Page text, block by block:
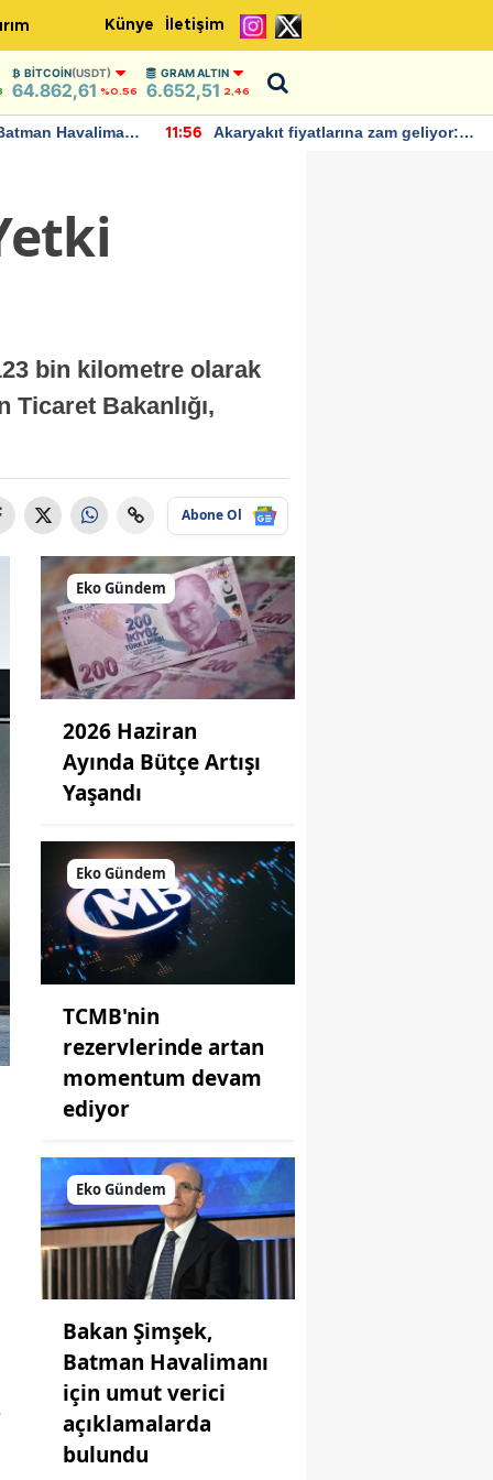
Künye İletişim
BITCOIN(USDT)
64.862,61 %0.56
GRAM ALTIN
6.652,51 2,46
Havalimanı
11:56
Akaryakıt fiyatlarına zam geliyor:
bin kilometre olarak
Ticaret Bakanlığı,
Abone Ol
Eko Gündem
2026 Haziran
Ayında Bütçe Artışı
Yaşandı
Eko Gündem
TCMB'nin
rezervlerinde artan
momentum devam
ediyor
Eko Gündem
Bakan Şimşek,
Batman Havalimanı
için umut verici
açıklamalarda
bulundu